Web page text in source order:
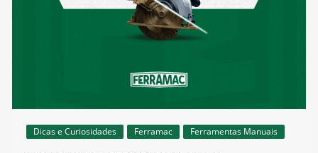
Dicas e Curiosidades Ferramac Ferramentas Manuais